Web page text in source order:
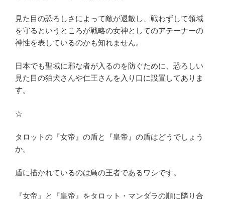
見た目の恐ろしさによって敵が退散し、戦わずして領域
を守るというところが戦略の女神としてのアテーナーの
神性を表しているのかも知れません。
日本でも聖域に邪な者が入るのを防ぐために、恐ろしい
見た目の狛犬さんや仁王さんを入り口に設置してありま
す。
☆
タロットの『女帝』の盾と『皇帝』の盾はどうでしょう
か。
盾に描かれているのは鳥の王者であるワシです。
『女帝』と『皇帝』をタロット・マンダラの順に隣り合